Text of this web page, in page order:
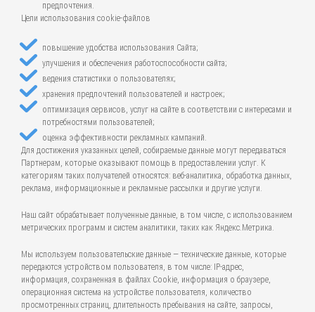
предпочтения.
Цели использования cookie-файлов
повышение удобства использования Сайта;
улучшения и обеспечения работоспособности сайта;
ведения статистики о пользователях;
хранения предпочтений пользователей и настроек;
оптимизация сервисов, услуг на сайте в соответствии с интересами и
потребностями пользователей;
оценка эффективности рекламных кампаний.
Для достижения указанных целей, собираемые данные могут передаваться
Партнерам, которые оказывают помощь в предоставлении услуг. К
категориям таких получателей относятся: веб-аналитика, обработка данных,
реклама, информационные и рекламные рассылки и другие услуги.
Наш сайт обрабатывает полученные данные, в том числе, с использованием
метрических программ и систем аналитики, таких как Яндекс.Метрика.
Мы используем пользовательские данные — технические данные, которые
передаются устройством пользователя, в том числе: IP-адрес,
информация, сохраненная в файлах Cookie, информация о браузере,
операционная система на устройстве пользователя, количество
просмотренных страниц, длительность пребывания на сайте, запросы,